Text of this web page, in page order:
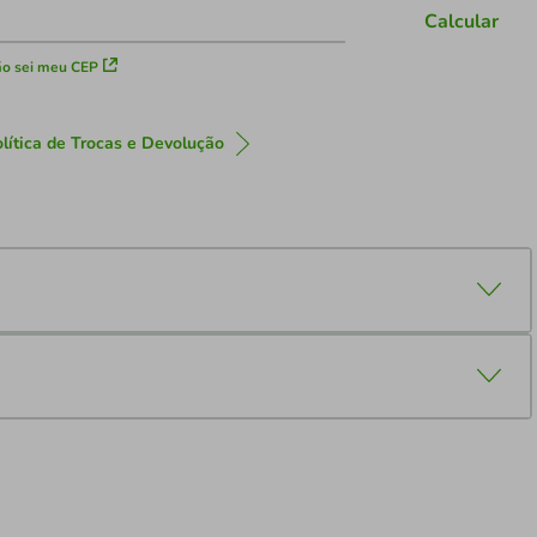
sei meu CEP
Calcular
de Trocas e Devolução